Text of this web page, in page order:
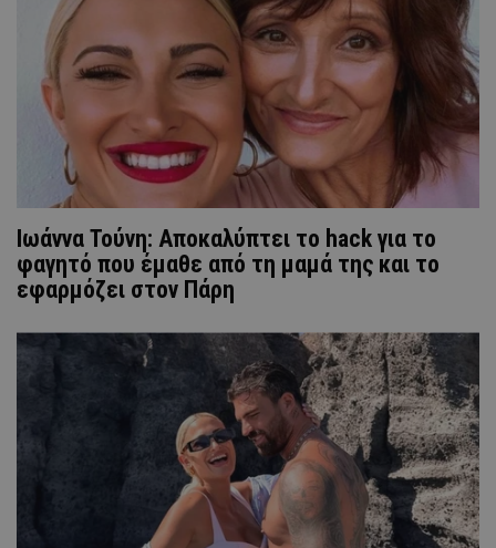
Ιωάννα Τούνη: Αποκαλύπτει το hack για το
φαγητό που έμαθε από τη μαμά της και το
εφαρμόζει στον Πάρη